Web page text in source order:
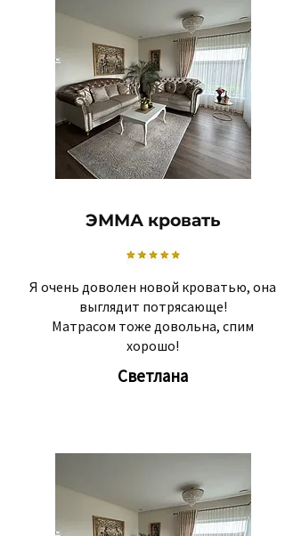
ЭММА кровать
Я очень доволен новой кроватью, она
выглядит потрясающе!
Матрасом тоже довольна, спим
хорошо!
Светлана